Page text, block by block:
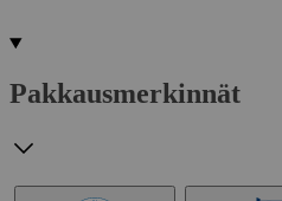
Pakkausmerkinnät